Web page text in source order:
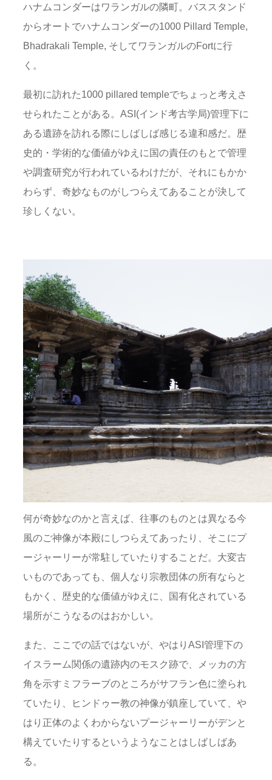
ハナムコンダーはワランガルの隣町。バススタンド
からオートでハナムコンダーの1000 Pillard Temple,
Bhadrakali Temple, そしてワランガルのFortに行
く。
最初に訪れた1000 pillared templeでちょっと考えさ
せられたことがある。ASI(インド考古学局)管理下に
ある遺跡を訪れる際にしばしば感じる違和感だ。歴
史的・学術的な価値がゆえに国の責任のもとで管理
や調査研究が行われているわけだが、それにもかか
わらず、奇妙なものがしつらえてあることが決して
珍しくない。
何が奇妙なのかと言えば、往事のものとは異なる今
風のご神像が本殿にしつらえてあったり、そこにプ
ージャーリーが常駐していたりすることだ。大変古
いものであっても、個人なり宗教団体の所有ならと
もかく、歴史的な価値がゆえに、国有化されている
場所がこうなるのはおかしい。
また、ここでの話ではないが、やはりASI管理下の
イスラーム関係の遺跡内のモスク跡で、メッカの方
角を示すミフラーブのところがサフラン色に塗られ
ていたり、ヒンドゥー教の神像が鎮座していて、や
はり正体のよくわからないプージャーリーがデンと
構えていたりするというようなことはしばしばあ
る。